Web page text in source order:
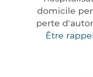
domicile
perte
Être